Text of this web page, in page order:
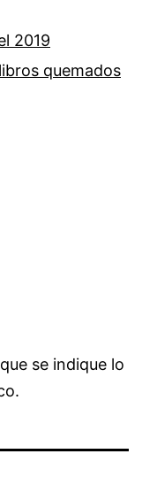
2019
quemados
se indique lo